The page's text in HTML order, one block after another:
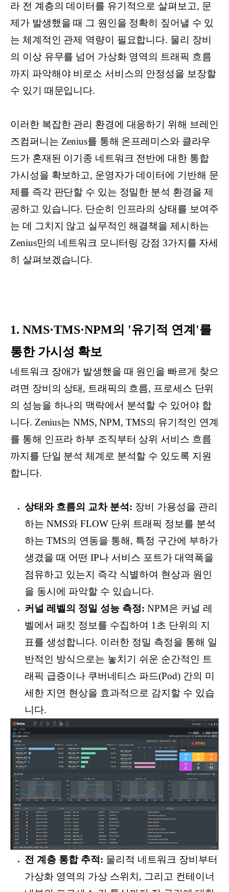
라 전 계층의 데이터를 유기적으로 살펴보고, 문
제가 발생했을 때 그 원인을 정확히 짚어낼 수 있
는 체계적인 관제 역량이 필요합니다. 물리 장비
의 이상 유무를 넘어 가상화 영역의 트래픽 흐름
까지 파악해야 비로소 서비스의 안정성을 보장할
수 있기 때문입니다.
이러한 복잡한 관리 환경에 대응하기 위해 브레인
즈컴퍼니는 Zenius를 통해 온프레미스와 클라우
드가 혼재된 이기종 네트워크 전반에 대한 통합
가시성을 확보하고, 운영자가 데이터에 기반해 문
제를 즉각 판단할 수 있는 정밀한 분석 환경을 제
공하고 있습니다. 단순히 인프라의 상태를 보여주
는 데 그치지 않고 실무적인 해결책을 제시하는
Zenius만의 네트워크 모니터링 강점 3가지를 자세
히 살펴보겠습니다.
1. NMS·TMS·NPM의 '유기적 연계'를
통한 가시성 확보
네트워크 장애가 발생했을 때 원인을 빠르게 찾으
려면 장비의 상태, 트래픽의 흐름, 프로세스 단위
의 성능을 하나의 맥락에서 분석할 수 있어야 합
니다. Zenius는 NMS, NPM, TMS의 유기적인 연계
를 통해 인프라 하부 조직부터 상위 서비스 흐름
까지를 단일 분석 체계로 분석할 수 있도록 지원
합니다.
상태와 흐름의 교차 분석: 장비 가용성을 관리
하는 NMS와 FLOW 단위 트래픽 정보를 분석
하는 TMS의 연동을 통해, 특정 구간에 부하가
생겼을 때 어떤 IP나 서비스 포트가 대역폭을
점유하고 있는지 즉각 식별하여 현상과 원인
을 동시에 파악할 수 있습니다.
커널 레벨의 정밀 성능 측정:NPM은 커널 레
벨에서 패킷 정보를 수집하여 1초 단위의 지
표를 생성합니다. 이러한 정밀 측정을 통해 일
반적인 방식으로는 놓치기 쉬운 순간적인 트
래픽 급증이나 쿠버네티스 파드(Pod) 간의 미
세한 지연 현상을 효과적으로 감지할 수 있습
니다.
전 계층 통합 추적: 물리적 네트워크 장비부터
가상화 영역의 가상 스위치, 그리고 컨테이너